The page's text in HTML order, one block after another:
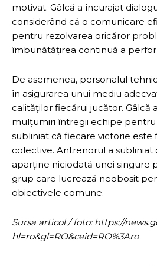
motivat. Gâlcă a încurajat
considerând că o comunicare
pentru rezolvarea oricăror
îmbunătățirea continuă a
De asemenea, personalul
în asigurarea unui mediu
calităților fiecărui jucător. Gâlcă
mulțumiri întregii echipe pentru
subliniat că fiecare victorie
colective. Antrenorul a subliniat
aparține niciodată unei singure
grup care lucrează neobosit
obiectivele comune.
Sursa articol / foto: https://
hl=ro&gl=RO&ceid=RO%3Aro